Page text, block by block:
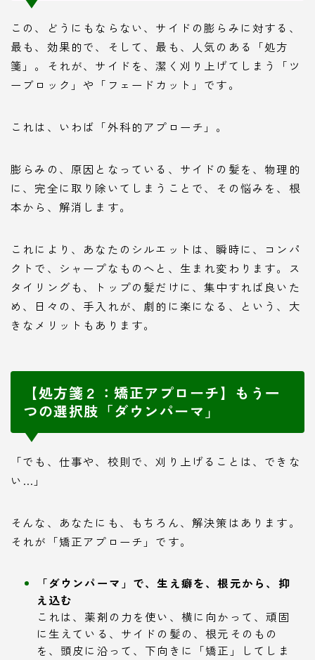
この、どうにもならない、サイドの膨らみに対する、
最も、効果的で、そして、最も、人気のある「処方
箋」。それが、サイドを、潔く刈り上げてしまう「ツ
ーブロック」や「フェードカット」です。
これは、いわば「外科的アプローチ」。
膨らみの、原因となっている、サイドの髪を、物理的
に、完全に取り除いてしまうことで、その悩みを、根
本から、解消します。
これにより、あなたのシルエットは、瞬時に、コンパ
クトで、シャープなものへと、生まれ変わります。ス
タイリングも、トップの髪だけに、集中すれば良いた
め、日々の、手入れが、劇的に楽になる、という、大
きなメリットもあります。
【処方箋２：矯正アプローチ】もう一
つの選択肢「ダウンパーマ」
「でも、仕事や、校則で、刈り上げることは、できな
い…」
そんな、あなたにも、もちろん、解決策はあります。
それが「矯正アプローチ」です。
「ダウンパーマ」で、生え癖を、根元から、抑
え込む
これは、薬剤の力を使い、横に向かって、頑固
に生えている、サイドの髪の、根元そのもの
を、頭皮に沿って、下向きに「矯正」してしま